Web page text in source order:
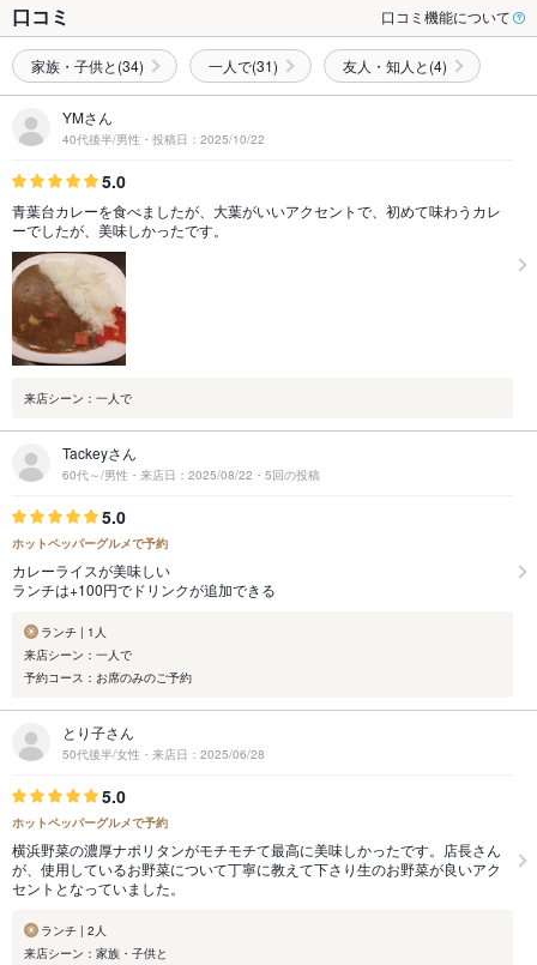
口コミ 口コミ機能について
家族・子供と(34) 一人で(31) 友人・知人と(4)
YMさん
40代後半/男性・投稿日：2025/10/22
5.0
青葉台カレーを食べましたが、大葉がいいアクセントで、初めて味わうカレ
ーでしたが、美味しかったです。
来店シーン：一人で
Tackeyさん
60代～/男性・来店日：2025/08/22・5回の投稿
5.0
ホットペッパーグルメで予約
カレーライスが美味しい
ランチは+100円でドリンクが追加できる
ランチ | 1人
来店シーン：一人で
予約コース：お席のみのご予約
とり子さん
50代後半/女性・来店日：2025/06/28
5.0
ホットペッパーグルメで予約
横浜野菜の濃厚ナポリタンがモチモチて最高に美味しかったです。店長さん
が、使用しているお野菜について丁寧に教えて下さり生のお野菜が良いアク
セントとなっていました。
ランチ | 2人
来店シーン：家族・子供と